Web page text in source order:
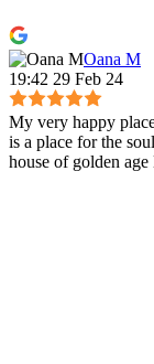
Oana M
19:42 29 Feb 24
My very happy
is a place for the
house of golden age